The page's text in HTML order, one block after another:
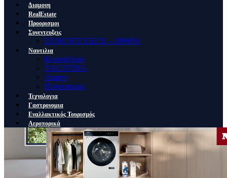
Διαμονη
RealEstate
Προορισμοι
Συνεντευξεις
ΣΥΝΕΝΤΕΥΞΕΙΣ – ΑΡΘΡΑ
Ναυτιλια
Κρουαζιερα
YACHTING
Λιμανι
Ποντοπορος
Τεχνολογια
Γαστρονομια
Εναλλακτικός Τουρισμός
Αεροπορικά